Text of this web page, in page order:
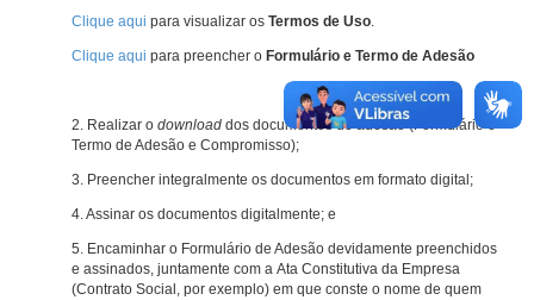
Clique aqui para visualizar os Termos de Uso.
Clique aqui para preencher o Formulário e Termo de Adesão
2. Realizar o download dos documentos de adesão (Formulário e
Termo de Adesão e Compromisso);
3. Preencher integralmente os documentos em formato digital;
4. Assinar os documentos digitalmente; e
5. Encaminhar o Formulário de Adesão devidamente preenchidos
e assinados, juntamente com a Ata Constitutiva da Empresa
(Contrato Social, por exemplo) em que conste o nome de quem